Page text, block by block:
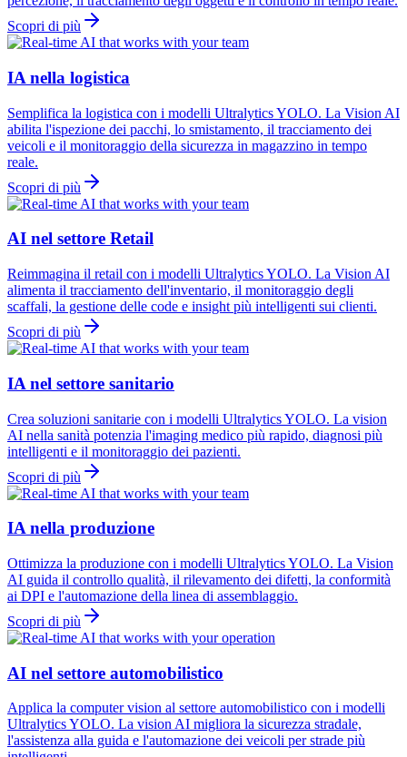
Scopri di più
IA nella logistica
Semplifica la logistica con i modelli Ultralytics YOLO. La Vision AI
abilita l'ispezione dei pacchi, lo smistamento, il tracciamento dei
veicoli e il monitoraggio della sicurezza in magazzino in tempo
reale.
Scopri di più
AI nel settore Retail
Reimmagina il retail con i modelli Ultralytics YOLO. La Vision AI
alimenta il tracciamento dell'inventario, il monitoraggio degli
scaffali, la gestione delle code e insight più intelligenti sui clienti.
Scopri di più
IA nel settore sanitario
Crea soluzioni sanitarie con i modelli Ultralytics YOLO. La vision
AI nella sanità potenzia l'imaging medico più rapido, diagnosi più
intelligenti e il monitoraggio dei pazienti.
Scopri di più
IA nella produzione
Ottimizza la produzione con i modelli Ultralytics YOLO. La Vision
AI guida il controllo qualità, il rilevamento dei difetti, la conformità
ai DPI e l'automazione della linea di assemblaggio.
Scopri di più
AI nel settore automobilistico
Applica la computer vision al settore automobilistico con i modelli
Ultralytics YOLO. La vision AI migliora la sicurezza stradale,
l'assistenza alla guida e l'automazione dei veicoli per strade più